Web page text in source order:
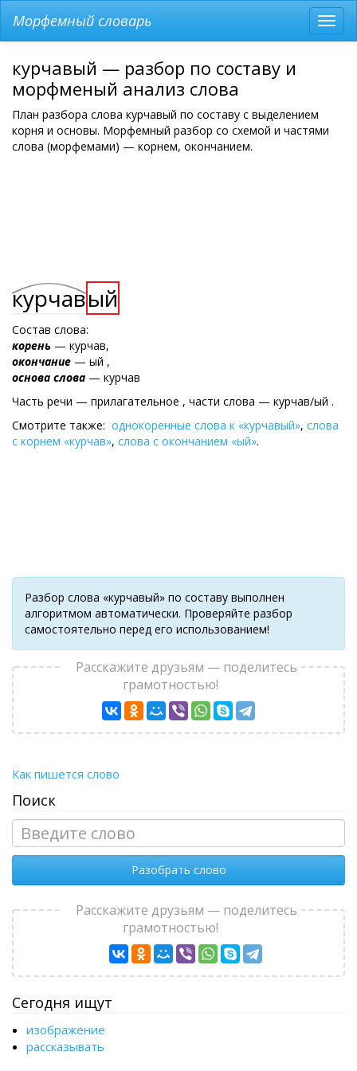
меню
Морфемный словарь
курчавый — разбор по составу и
морфменый анализ слова
План разбора слова курчавый по составу с выделением
корня и основы. Морфемный разбор со схемой и частями
слова (морфемами) — корнем, окончанием.
курчавый
Состав слова:
корень — курчав,
окончание — ый ,
основа слова — курчав
Часть речи — прилагательное , части слова — курчав/ый .
Смотрите также: однокоренные слова к «курчавый», слова
с корнем «курчав», слова с окончанием «ый».
Разбор слова «курчавый» по составу выполнен
алгоритмом автоматически. Проверяйте разбор
самостоятельно перед его использованием!
Расскажите друзьям — поделитесь
грамотностью!
Как пишется слово
Поиск
Разобрать слово
Расскажите друзьям — поделитесь
грамотностью!
Сегодня ищут
изображение
рассказывать